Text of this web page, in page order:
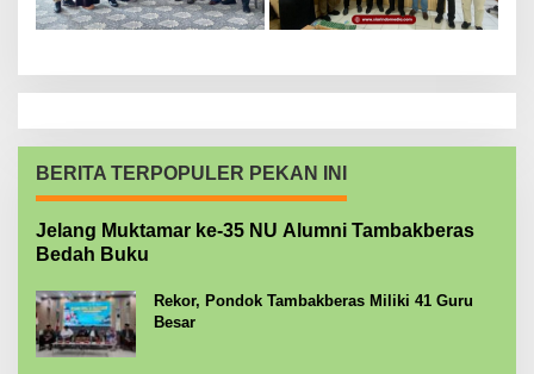
BERITA TERPOPULER PEKAN INI
Jelang Muktamar ke-35 NU Alumni Tambakberas
Bedah Buku
Rekor, Pondok Tambakberas Miliki 41 Guru
Besar